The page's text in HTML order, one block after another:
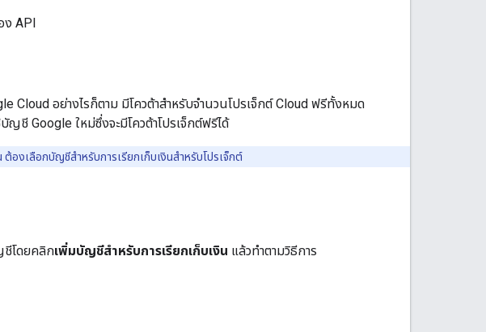
ง API
Cloud อย่างไรก็ตาม มีโควต้าสำหรับจำนวนโปรเจ็กต์ Cloud ฟรีทั้งหมด
ชี Google ใหม่ซึ่งจะมีโควต้าโปรเจ็กต์ฟรีได้
ต้องเลือกบัญชีสำหรับการเรียกเก็บเงินสำหรับโปรเจ็กต์
ชีโดยคลิกเพิ่มบัญชีสำหรับการเรียกเก็บเงิน แล้วทำตามวิธีการ